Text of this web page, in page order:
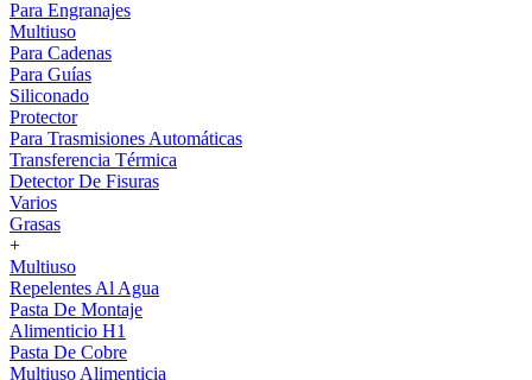
Para Engranajes
Multiuso
Para Cadenas
Para Guías
Siliconado
Protector
Para Trasmisiones Automáticas
Transferencia Térmica
Detector De Fisuras
Varios
Grasas
+
Multiuso
Repelentes Al Agua
Pasta De Montaje
Alimenticio H1
Pasta De Cobre
Multiuso Alimenticia